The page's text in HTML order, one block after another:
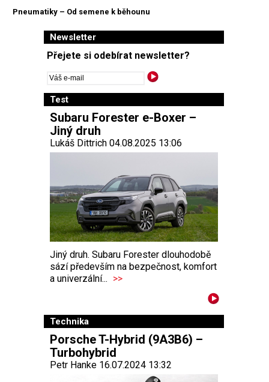
Pneumatiky – Od semene k běhounu
Newsletter
Přejete si odebírat newsletter?
Test
Subaru Forester e-Boxer –
Jiný druh
Lukáš Dittrich 04.08.2025 13:06
Jiný druh. Subaru Forester dlouhodobě
sází především na bezpečnost, komfort
a univerzální... >>
Technika
Porsche T-Hybrid (9A3B6) –
Turbohybrid
Petr Hanke 16.07.2024 13:32